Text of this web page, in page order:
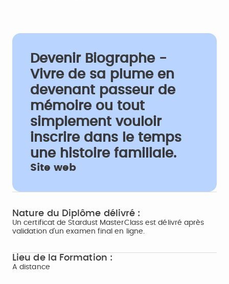
Devenir Biographe -
Vivre de sa plume en
devenant passeur de
mémoire ou tout
simplement vouloir
inscrire dans le temps
une histoire familiale.
Site web
Nature du Diplôme délivré :
Un certificat de Stardust MasterClass est délivré après
validation d’un examen final en ligne.
Lieu de la Formation :
A distance